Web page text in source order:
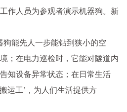
作人员为参观者演示机器狗。新
狗能先人一步能钻到狭小的空
；在电力巡检时，它能对隧道内
知设备异常状态；在日常生活
运工’，为人们生活提供方